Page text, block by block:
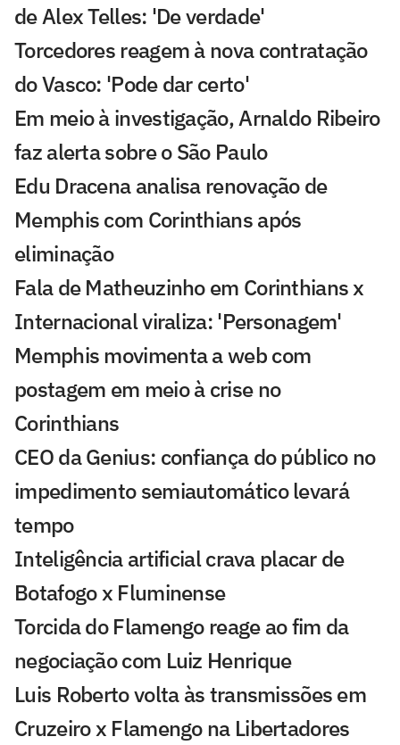
de Alex Telles: 'De verdade'
Torcedores reagem à nova contratação
do Vasco: 'Pode dar certo'
Em meio à investigação, Arnaldo Ribeiro
faz alerta sobre o São Paulo
Edu Dracena analisa renovação de
Memphis com Corinthians após
eliminação
Fala de Matheuzinho em Corinthians x
Internacional viraliza: 'Personagem'
Memphis movimenta a web com
postagem em meio à crise no
Corinthians
CEO da Genius: confiança do público no
impedimento semiautomático levará
tempo
Inteligência artificial crava placar de
Botafogo x Fluminense
Torcida do Flamengo reage ao fim da
negociação com Luiz Henrique
Luis Roberto volta às transmissões em
Cruzeiro x Flamengo na Libertadores